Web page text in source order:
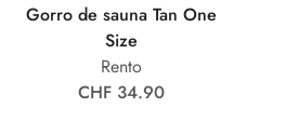
Gorro de sauna Tan One
Size
Rento
CHF 34.90